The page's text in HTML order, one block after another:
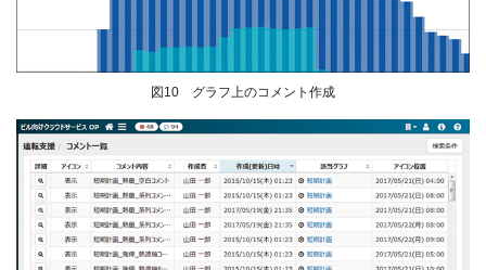
図10 グラフ上のコメント作成